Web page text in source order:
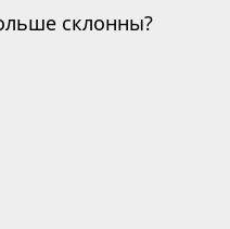
склонны?